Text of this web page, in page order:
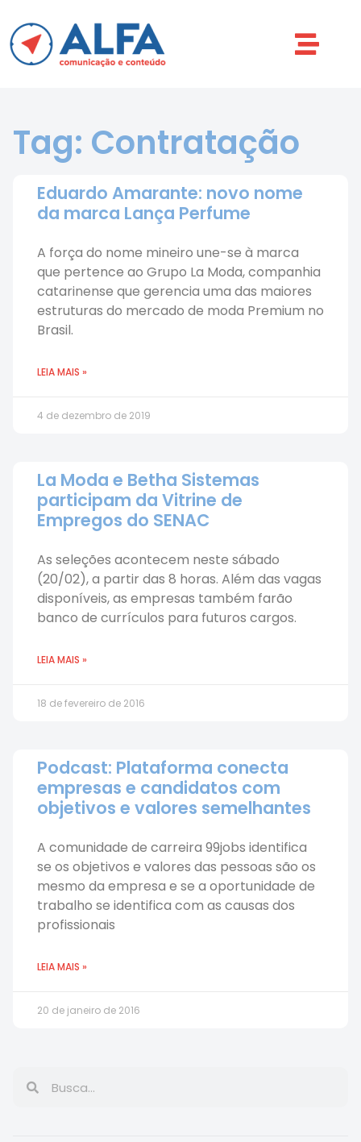
Tag: Contratação
Eduardo Amarante: novo nome
da marca Lança Perfume
A força do nome mineiro une-se à marca
que pertence ao Grupo La Moda, companhia
catarinense que gerencia uma das maiores
estruturas do mercado de moda Premium no
Brasil.
LEIA MAIS »
4 de dezembro de 2019
La Moda e Betha Sistemas
participam da Vitrine de
Empregos do SENAC
As seleções acontecem neste sábado
(20/02), a partir das 8 horas. Além das vagas
disponíveis, as empresas também farão
banco de currículos para futuros cargos.
LEIA MAIS »
18 de fevereiro de 2016
Podcast: Plataforma conecta
empresas e candidatos com
objetivos e valores semelhantes
A comunidade de carreira 99jobs identifica
se os objetivos e valores das pessoas são os
mesmo da empresa e se a oportunidade de
trabalho se identifica com as causas dos
profissionais
LEIA MAIS »
20 de janeiro de 2016